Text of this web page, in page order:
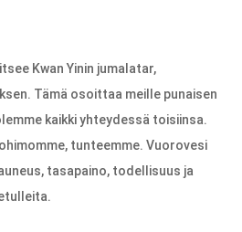
Kwan Yinin jumalatar,
Tämä osoittaa meille punaisen
kaikki yhteydessä toisiinsa.
tunteemme. Vuorovesi
tasapaino, todellisuus ja